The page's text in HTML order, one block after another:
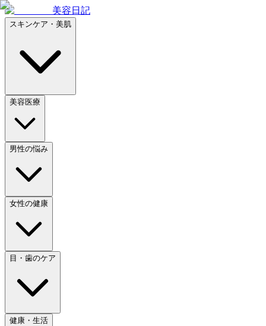
美容日記
スキンケア・美肌
美容医療
男性の悩み
女性の健康
目・歯のケア
健康・生活